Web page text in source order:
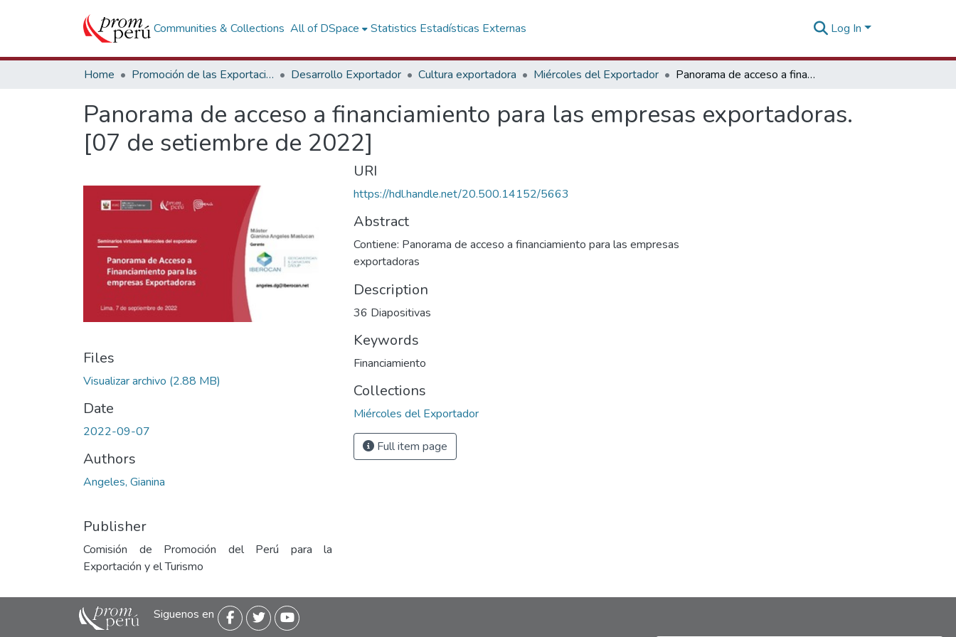
Communities & Collections All of DSpace Statistics Estadísticas Externas Log In
Home Promoción de las Exportaciones Desarrollo Exportador Cultura exportadora Miércoles del Exportador Panorama de acceso a financiamiento para las empresas exportadoras. [07 de setiembre de 2022]
Panorama de acceso a financiamiento para las empresas exportadoras.
[07 de setiembre de 2022]
Files
Visualizar archivo (2.88 MB)
Date
2022-09-07
Authors
Angeles, Gianina
Publisher
Comisión de Promoción del Perú para la
Exportación y el Turismo
URI
https://hdl.handle.net/20.500.14152/5663
Abstract
Contiene: Panorama de acceso a financiamiento para las empresas
exportadoras
Description
36 Diapositivas
Keywords
Financiamiento
Collections
Miércoles del Exportador
Full item page
Siguenos en